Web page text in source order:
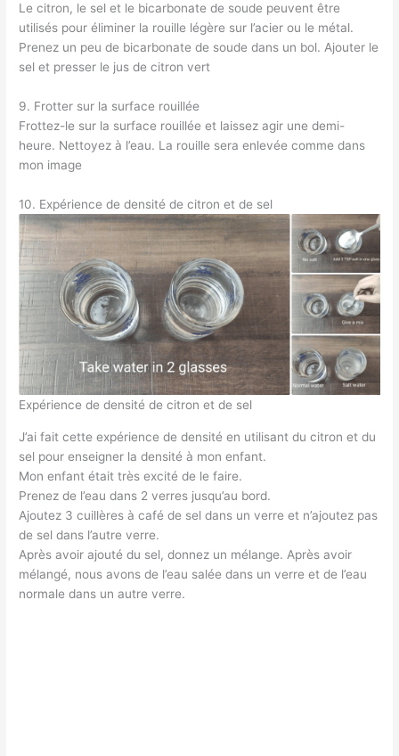
Le citron, le sel et le bicarbonate de soude peuvent être
utilisés pour éliminer la rouille légère sur l’acier ou le métal.
Prenez un peu de bicarbonate de soude dans un bol. Ajouter le
sel et presser le jus de citron vert
9. Frotter sur la surface rouillée
Frottez-le sur la surface rouillée et laissez agir une demi-
heure. Nettoyez à l’eau. La rouille sera enlevée comme dans
mon image
10. Expérience de densité de citron et de sel
Expérience de densité de citron et de sel
J’ai fait cette expérience de densité en utilisant du citron et du
sel pour enseigner la densité à mon enfant.
Mon enfant était très excité de le faire.
Prenez de l’eau dans 2 verres jusqu’au bord.
Ajoutez 3 cuillères à café de sel dans un verre et n’ajoutez pas
de sel dans l’autre verre.
Après avoir ajouté du sel, donnez un mélange. Après avoir
mélangé, nous avons de l’eau salée dans un verre et de l’eau
normale dans un autre verre.